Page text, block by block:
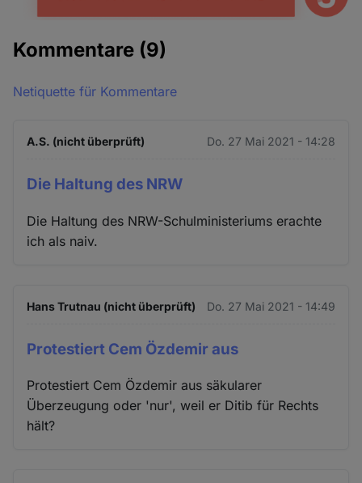
Kommentare (9)
Netiquette für Kommentare
A.S. (nicht überprüft) Do. 27 Mai 2021 - 14:28
Die Haltung des NRW
Die Haltung des NRW-Schulministeriums erachte
ich als naiv.
Hans Trutnau (nicht überprüft) Do. 27 Mai 2021 - 14:49
Protestiert Cem Özdemir aus
Protestiert Cem Özdemir aus säkularer
Überzeugung oder 'nur', weil er Ditib für Rechts
hält?